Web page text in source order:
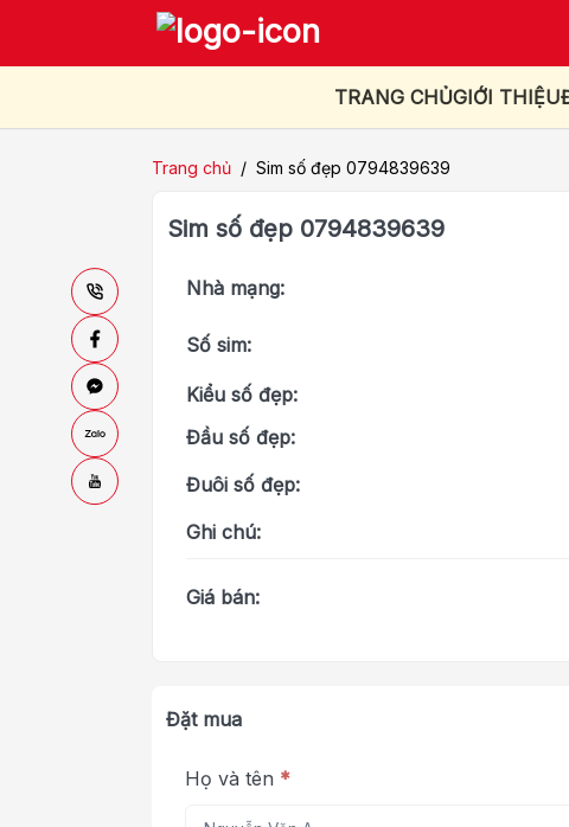
TRANG CHỦGIỚI THIỆU
Trang chủ / Sim số đẹp 0794839639
Sim số đẹp 0794839639
Nhà mạng:
Số sim:
Kiểu số đẹp:
Đầu số đẹp:
Đuôi số đẹp:
Ghi chú:
Giá bán:
Đặt mua
Họ và tên *